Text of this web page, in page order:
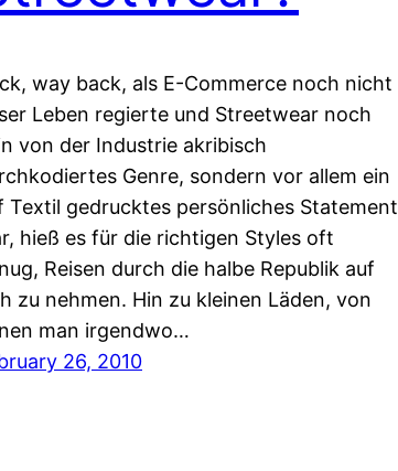
way back, als E-Commerce noch nicht
Leben regierte und Streetwear noch
von der Industrie akribisch
Genre, sondern vor allem ein
Textil gedrucktes persönliches Statement
hieß es für die richtigen Styles oft
Reisen durch die halbe Republik auf
zu nehmen. Hin zu kleinen Läden, von
man irgendwo…
26, 2010